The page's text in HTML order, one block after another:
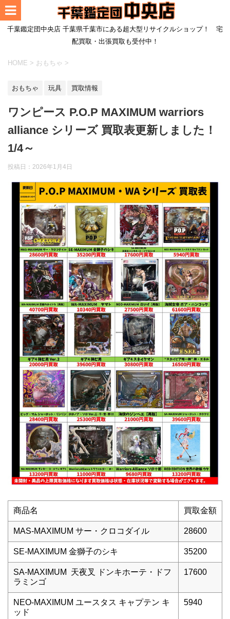
千葉鑑定団中央店 千葉県千葉市にある超大型リサイクルショップ！ 宅
配買取・出張買取も受付中！
HOME > おもちゃ >
おもちゃ 玩具 買取情報
ワンピース P.O.P MAXIMUM warriors
alliance シリーズ 買取表更新しました！
1/4～
投稿日： 2026年1月4日
商品名 買取金額
MAS-MAXIMUM サー・クロコダイル 28600
SE-MAXIMUM 金獅子のシキ 35200
SA-MAXIMUM 天夜叉 ドンキホーテ・ドフ
ラミンゴ
17600
NEO-MAXIMUM ユースタス キャプテン キ
ッド
5940